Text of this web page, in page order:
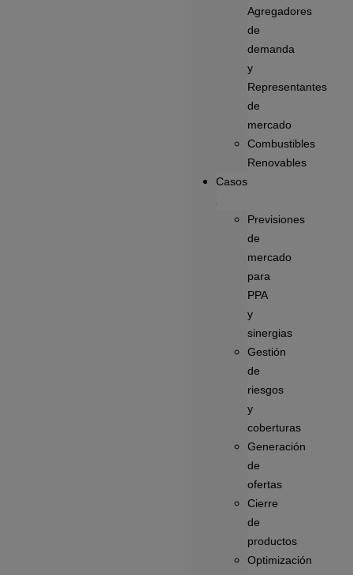
Agregadores
de
demanda
y
Representantes
de
mercado
Combustibles
Renovables
Casos
Previsiones
de
mercado
para
PPA
y
sinergias
Gestión
de
riesgos
y
coberturas
Generación
de
ofertas
Cierre
de
productos
Optimización